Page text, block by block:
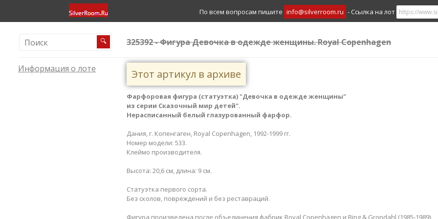
По всем вопросам пишите info@silverroom.ru - Ссылка на лот
🔍 325392 - Фигура Девочка в одежде женщины. Royal Copenhagen
Информация о лоте Этот артикул в архиве
Фарфоровая фигура (статуэтка) "Девочка в одежде женщины"
из серии Сказочный мир детей".
Нерасписанный белый глазурованный фарфор.
Дания, г. Копенгаген, Royal Copenhagen, 1992-1999 гг.
Номер модели: 533.
Клеймо производителя.
Высота: 20,6 см, длина: 9 см.
Статуэтка первого сорта.
Без сколов, повреждений и без реставраций.
Фигура произведена после объединения фабрик Royal Copenhagen и Bing & Grondahl (1985-1989).